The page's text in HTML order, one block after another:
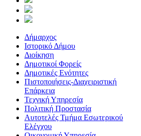
Δήμαρχος
Ιστορικό Δήμου
Διοίκηση
Δημοτικοί Φορείς
Δημοτικές Ενότητες
Πιστοποιήσεις-Διαχειριστική
Επάρκεια
Τεχνική Υπηρεσία
Πολιτική Προστασία
Αυτοτελές Τμήμα Εσωτερικού
Ελέγχου